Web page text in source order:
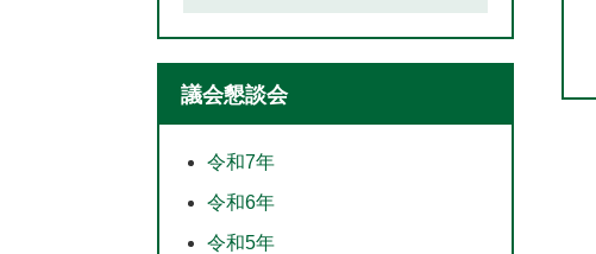
議会懇談会
令和7年
令和6年
令和5年